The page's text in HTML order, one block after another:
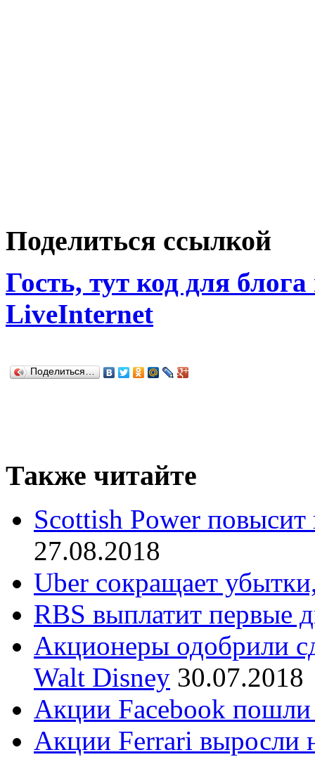
Поделиться ссылкой
Гость, тут код для
LiveInternet
Поделиться…
Также читайте
Scottish Power
27.08.2018
Uber сокращает
RBS выплатит первые
Акционеры одобрили
Walt Disney 30.07.2018
Акции Facebook пошли
Акции Ferrari выросли